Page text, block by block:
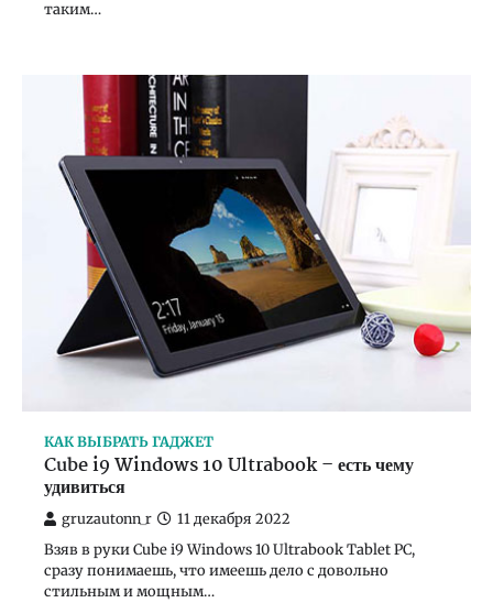
таким…
КАК ВЫБРАТЬ ГАДЖЕТ
Cube i9 Windows 10 Ultrabook – есть чему
удивиться
gruzautonn_r 11 декабря 2022
Взяв в руки Cube i9 Windows 10 Ultrabook Tablet PC,
сразу понимаешь, что имеешь дело с довольно
стильным и мощным…